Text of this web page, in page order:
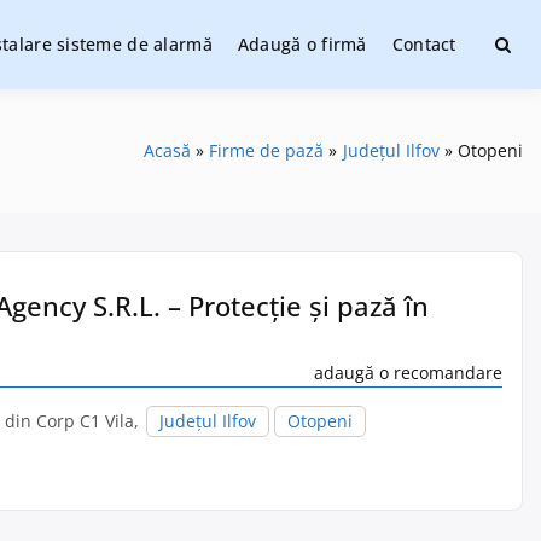
sisteme de alarmă Adaugă o firmă Contact
Acasă Firme de pază Județul Ilfov Otopeni
S.R.L. – Protecție și pază în
adaugă o recomandare
Corp C1 Vila, Județul Ilfov Otopeni